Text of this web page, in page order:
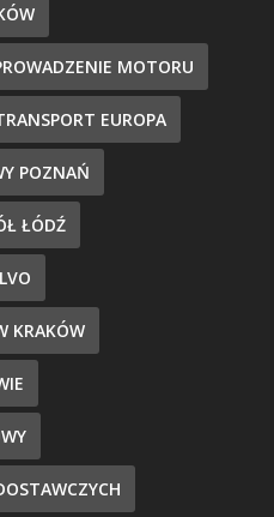
MOTORU
EUROPA
POZNAŃ
ŁÓDŹ
KRAKÓW